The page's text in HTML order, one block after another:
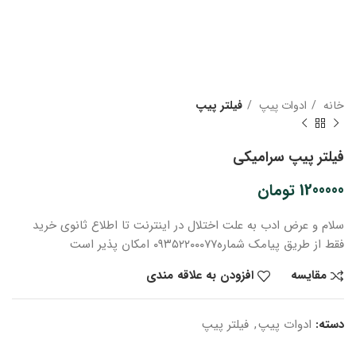
خانه ادوات پیپ فیلتر پیپ
فیلتر پیپ سرامیکی
1200000 تومان
سلام و عرض ادب به علت اختلال در اینترنت تا اطلاع ثانوی خرید
فقط از طریق پیامک شماره۰۹۳۵۲۲۰۰۰۷۷ امکان پذیر است
مقایسه
افزودن به علاقه مندی
دسته: ادوات پیپ, فیلتر پیپ